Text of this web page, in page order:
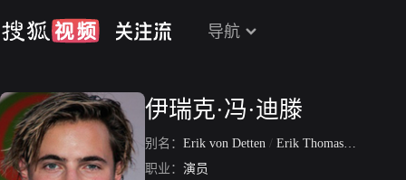
导航
伊瑞克·冯·迪滕
别名： Erik von Detten / Erik Thomas von Detten
职业： 演员